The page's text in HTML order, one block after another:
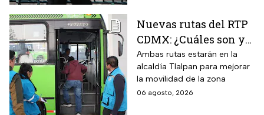
Nuevas rutas del RTP
CDMX: ¿Cuáles son y
con qué estaciones
del Metrobús
conectan?
Ambas rutas estarán en la
alcaldía Tlalpan para mejorar
la movilidad de la zona
06 agosto, 2026